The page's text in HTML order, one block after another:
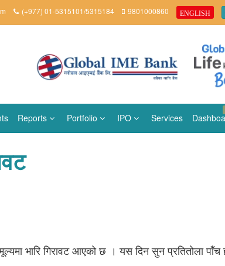
(+977) 01-5315101/5315184 9801000860 ENGLISH
Reports Portfolio IPO Services
भारि गिरावट आएको छ । यस दिन सुन प्रतितोला